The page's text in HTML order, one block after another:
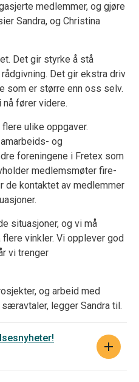
medlemmer, og gjøre
Sandra, og Christina
Det gir styrke å stå
Det gir ekstra driv
som er større enn oss selv.
nå fører videre.
ulike oppgaver.
og
foreningene i Fretex som
medlemsmøter fire-
de kontaktet av medlemmer
situasjoner, og vi må
vinkler. Vi opplever god
vi trenger
og arbeid med
legger Sandra til.